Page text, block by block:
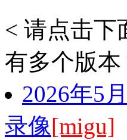
< 请点击下
有多个版本
2026年5
录像[migu]